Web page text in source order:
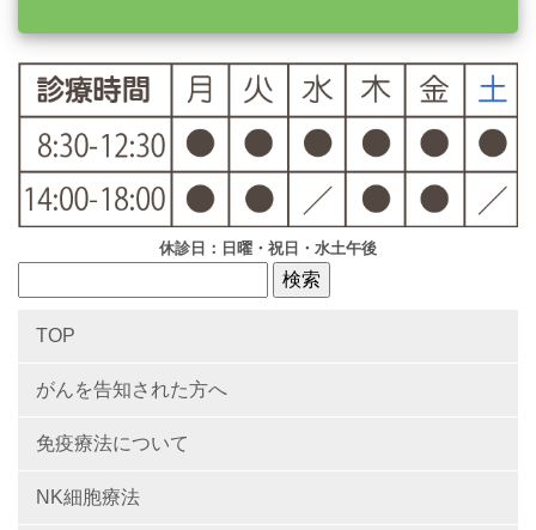
休診日：日曜・祝日・水土午後
TOP
がんを告知された方へ
免疫療法について
NK細胞療法